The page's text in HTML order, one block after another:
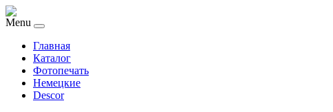
Menu
Главная
Каталог
Фотопечать
Немецкие
Descor